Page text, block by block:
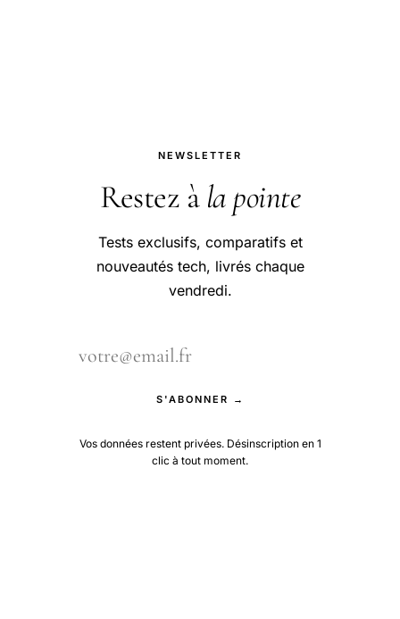
NEWSLETTER
Restez à la pointe
Tests exclusifs, comparatifs et
nouveautés tech, livrés chaque
vendredi.
S'ABONNER →
Vos données restent privées. Désinscription en 1
clic à tout moment.